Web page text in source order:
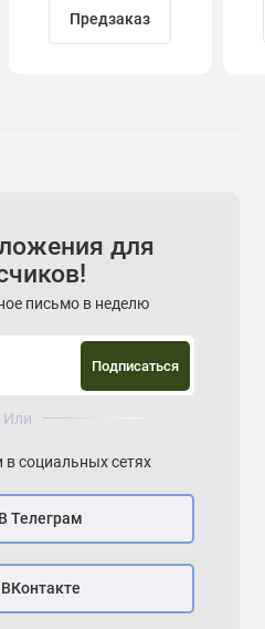
Предзаказ
для
письмо в неделю
Подписаться
Или
в социальных сетях
В Телеграм
ВКонтакте